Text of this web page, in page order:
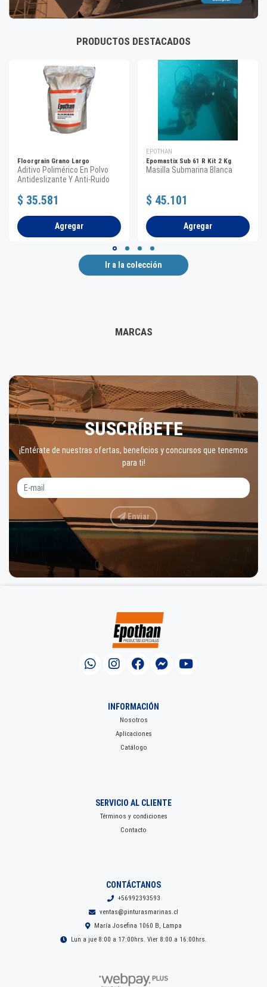
PRODUCTOS DESTACADOS
Floorgrain Grano Largo
Aditivo Polimérico En Polvo
Antideslizante Y Anti-Ruido
$ 35.581
Agregar
EPOTHAN
Epomastix Sub 61 R Kit 2 Kg
Masilla Submarina Blanca
$ 45.101
Agregar
Ir a la colección
MARCAS
SUSCRÍBETE
¡Entérate de nuestras ofertas, beneficios y concursos que tenemos
para ti!
Enviar
INFORMACIÓN
Nosotros
Aplicaciones
Catálogo
SERVICIO AL CLIENTE
Términos y condiciones
Contacto
CONTÁCTANOS
+56992393593
ventas@pinturasmarinas.cl
María Josefina 1060 B, Lampa
Lun a jue 8:00 a 17:00hrs. Vier 8:00 a 16:00hrs.